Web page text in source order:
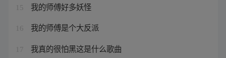
15 我的师傅好多妖怪
16 我的师傅是个大反派
17 我真的很怕黑这是什么歌曲